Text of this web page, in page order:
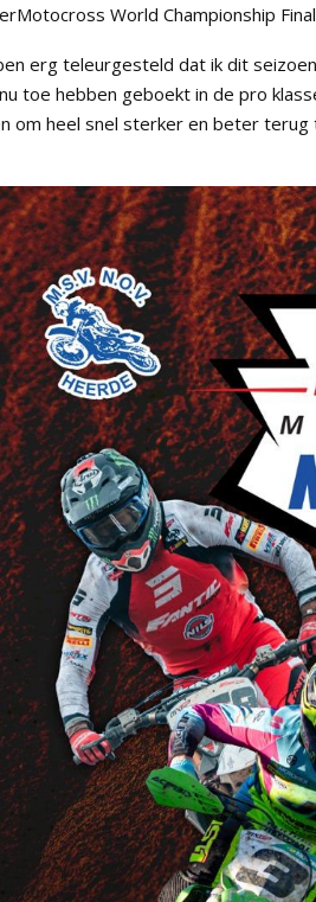
World Championship
erg teleurgesteld dat ik dit
toe hebben geboekt in de pro
om heel snel sterker en beter terug